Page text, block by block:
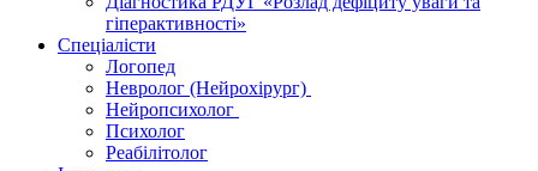
гіперактивності»
Спеціалісти
Логопед
Невролог (Нейрохірург)
Нейропсихолог
Психолог
Реабілітолог